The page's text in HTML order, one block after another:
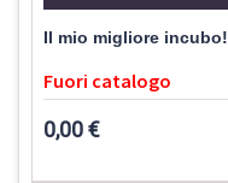
Il mio migliore incubo!
Fuori catalogo
0,00 €